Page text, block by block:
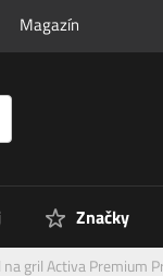
Magazín
Značky
gril Activa Premium